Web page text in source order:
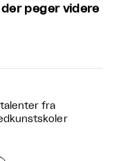
peger videre
fra